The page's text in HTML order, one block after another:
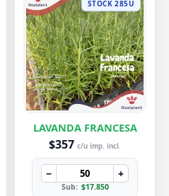
STOCK 285U
LAVANDA FRANCESA
$357 c/u imp. incl.
− +
Sub: $17.850